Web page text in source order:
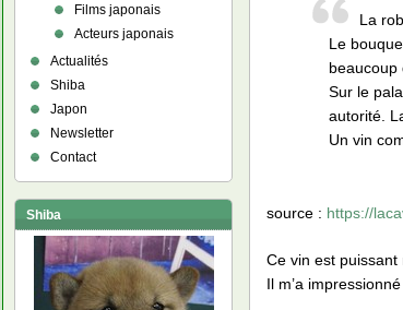
La
Le
beaucoup
Sur le
autorité.
Un vin
source : https://
Ce vin est
Il m’a
Films japonais
Acteurs japonais
Actualités
Shiba
Japon
Newsletter
Contact
Shiba